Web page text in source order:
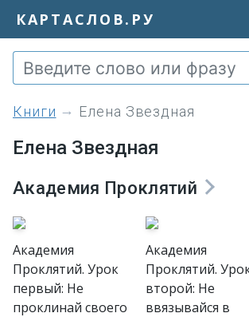
КАРТАСЛОВ.РУ
книги Елена Звездная
Елена Звездная
Академия Проклятий
Академия
Проклятий. Урок
первый: Не
проклинай своего
Академия
Проклятий.
второй: Не
ввязывайся в